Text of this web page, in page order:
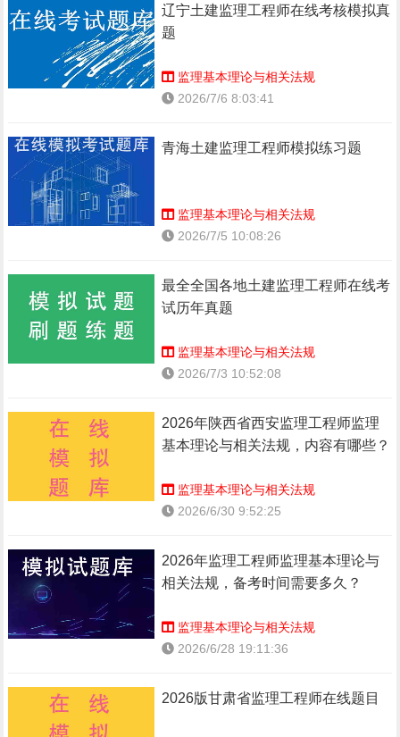
辽宁土建监理工程师在线考核模拟真
题
监理基本理论与相关法规
2026/7/6 8:03:41
青海土建监理工程师模拟练习题
监理基本理论与相关法规
2026/7/5 10:08:26
最全全国各地土建监理工程师在线考
试历年真题
监理基本理论与相关法规
2026/7/3 10:52:08
2026年陕西省西安监理工程师监理
基本理论与相关法规，内容有哪些？
监理基本理论与相关法规
2026/6/30 9:52:25
2026年监理工程师监理基本理论与
相关法规，备考时间需要多久？
监理基本理论与相关法规
2026/6/28 19:11:36
2026版甘肃省监理工程师在线题目